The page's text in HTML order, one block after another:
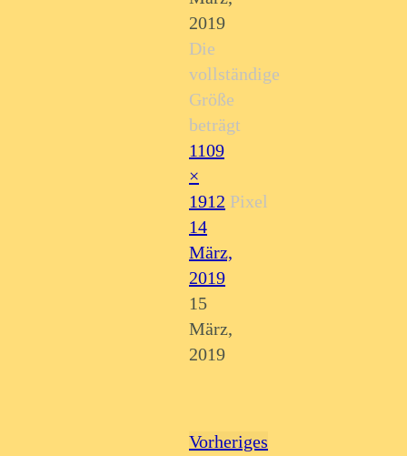
2019
Die
vollständige
Größe
beträgt
1109
×
1912 Pixel
14
März,
2019
15
März,
2019
Vorheriges